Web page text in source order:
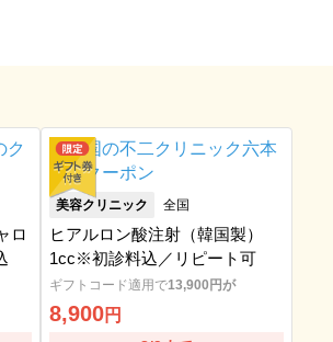
ロ
美容クリニック 全国
ヒアルロン酸注射（韓国製）
1cc※初診料込／リピート可
ギフトコード適用で13,900円が
8,900円